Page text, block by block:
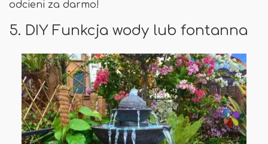
odcieni za darmo!
5. DIY Funkcja wody lub fontanna